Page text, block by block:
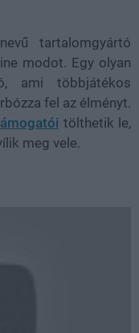
tartalomgyártó
modot. Egy olyan
ami többjátékos
fel az élményt.
tölthetik le,
meg vele.